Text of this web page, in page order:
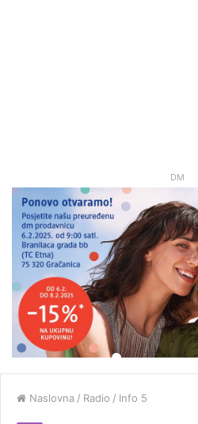
DM
Naslovna / Radio / Info 5